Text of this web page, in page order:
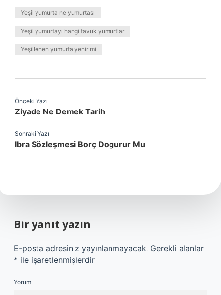
Yeşil yumurta ne yumurtası
Yeşil yumurtayı hangi tavuk yumurtlar
Yeşillenen yumurta yenir mi
Önceki Yazı
Ziyade Ne Demek Tarih
Sonraki Yazı
Ibra Sözleşmesi Borç Dogurur Mu
Bir yanıt yazın
E-posta adresiniz yayınlanmayacak. Gerekli alanlar
* ile işaretlenmişlerdir
Yorum